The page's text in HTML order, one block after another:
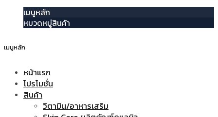
เมนูหลัก
หมวดหมู่สินค้า
เมนูหลัก
หน้าแรก
โปรโมชั่น
สินค้า
วิตามิน/อาหารเสริม